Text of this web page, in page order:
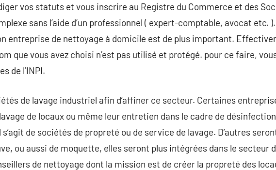
vos statuts et vous inscrire au Registre du Commerce et des
sans l’aide d’un professionnel ( expert-comptable, avocat etc. ).
entreprise de nettoyage à domicile est de plus important.
que vous avez choisi n’est pas utilisé et protégé. pour ce faire,
de l’INPI.
de lavage industriel afin d’affiner ce secteur. Certaines
de locaux ou même leur entretien dans le cadre de
de sociétés de propreté ou de service de lavage. D’autres
ou aussi de moquette, elles seront plus intégrées dans le secteur
de nettoyage dont la mission est de créer la propreté des